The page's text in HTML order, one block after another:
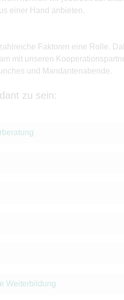
einer Hand anbieten.
Faktoren eine Rolle.
mit unseren
und Mandantenabende.
zu sein:
Weiterbildung